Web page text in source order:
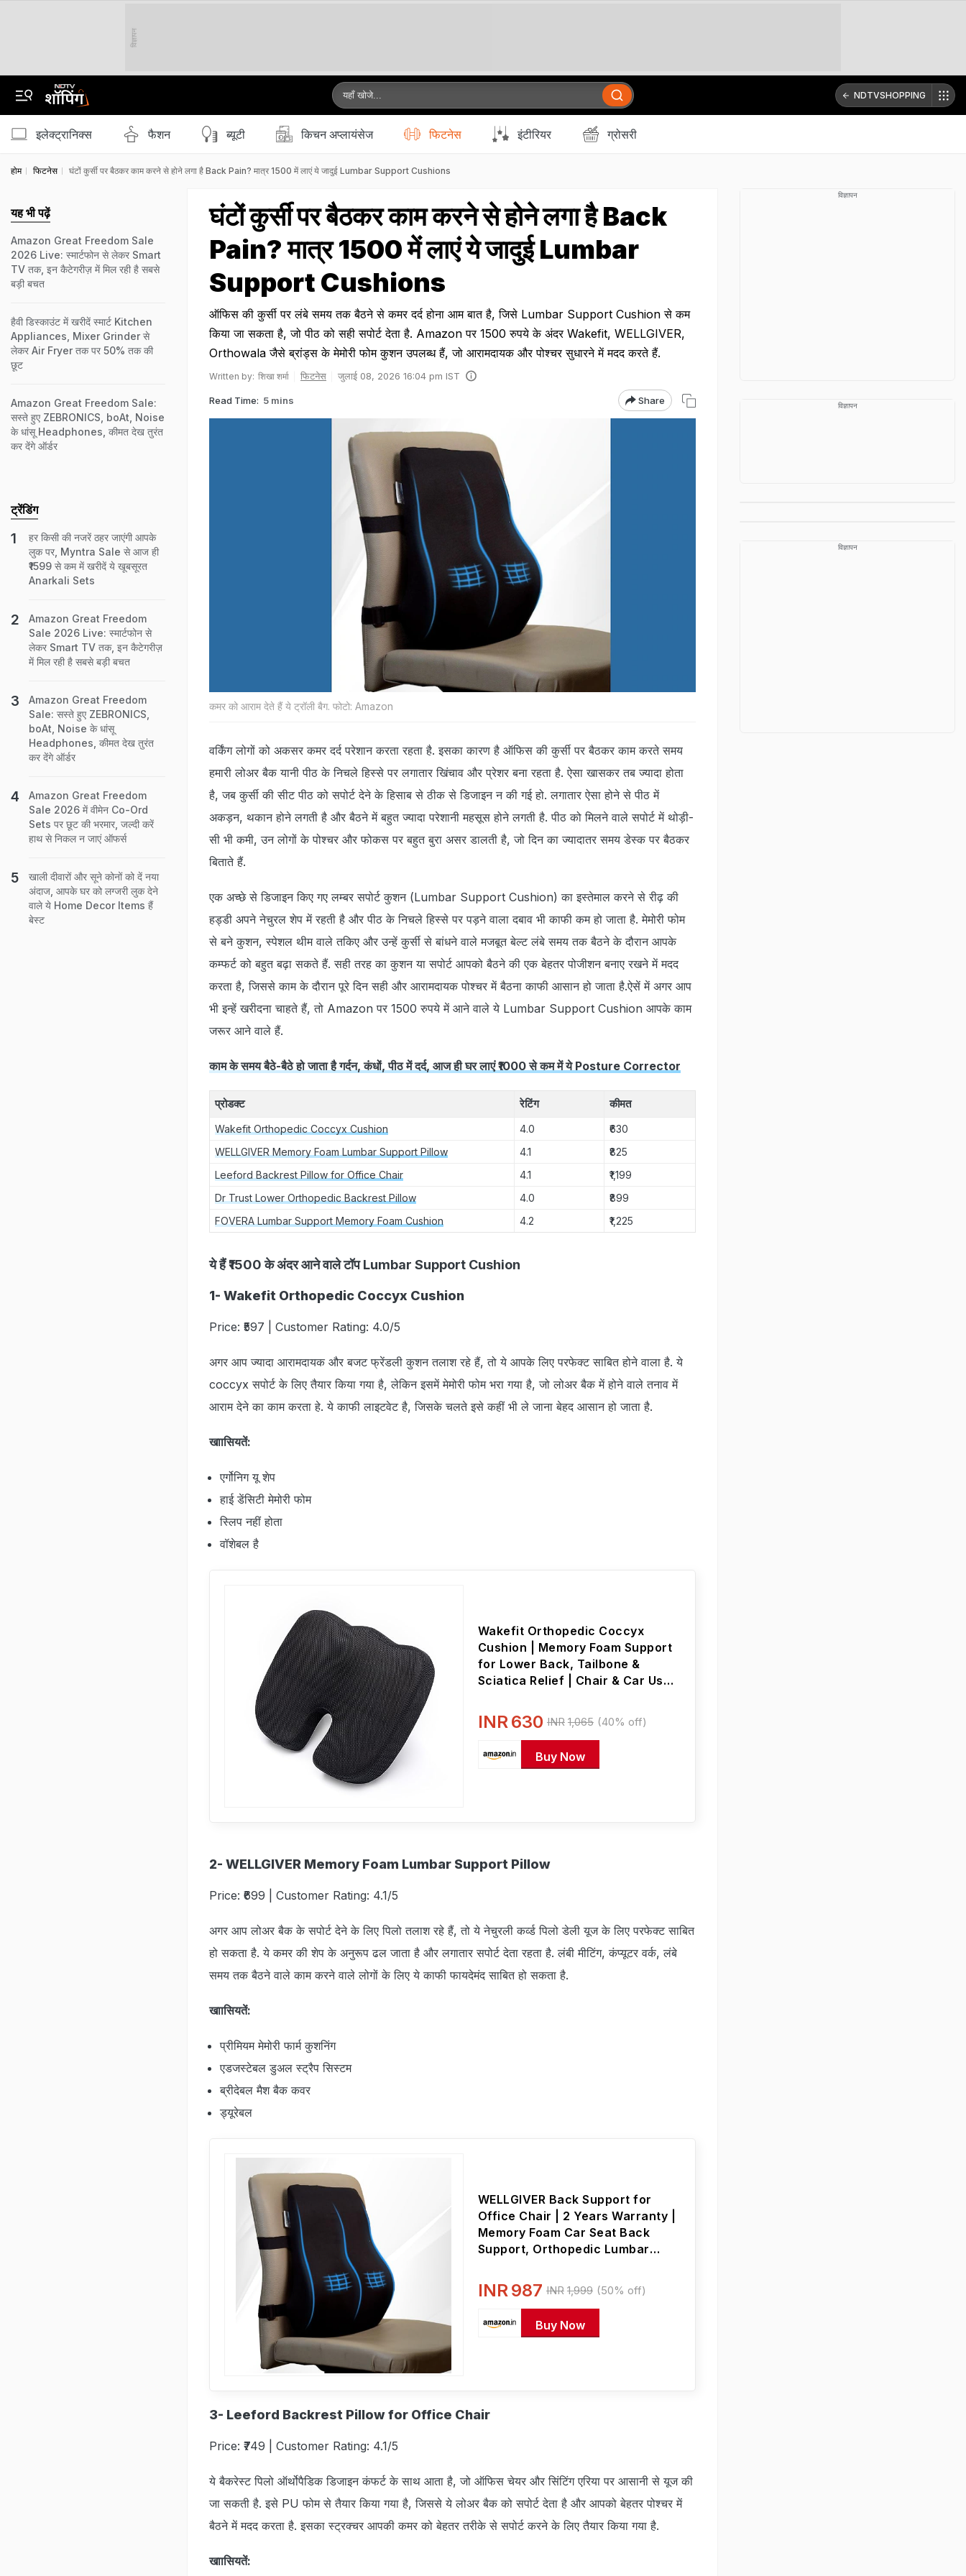
विज्ञापन
NDTVSHOPPING
इलेक्ट्रानिक्स फैशन ब्‍यूटी किचन अप्लायंसेज फिटनेस इंटीरियर ग्रोसरी
होम फिटनेस घंटों कुर्सी पर बैठकर काम करने से होने लगा है Back Pain? मात्र ₹1500 में लाएं ये जादुई Lumbar Support Cushions
घंटों कुर्सी पर बैठकर काम करने से होने लगा है Back
Pain? मात्र ₹1500 में लाएं ये जादुई Lumbar
Support Cushions
ऑफिस की कुर्सी पर लंबे समय तक बैठने से कमर दर्द होना आम बात है, जिसे Lumbar Support Cushion से कम
किया जा सकता है, जो पीठ को सही सपोर्ट देता है. Amazon पर 1500 रुपये के अंदर Wakefit, WELLGIVER,
Orthowala जैसे ब्रांड्स के मेमोरी फोम कुशन उपलब्ध हैं, जो आरामदायक और पोश्चर सुधारने में मदद करते हैं.
Written by: शिखा शर्मा फिटनेस जुलाई 08, 2026 16:04 pm IST
Read Time: 5 mins Share
कमर को आराम देते हैं ये ट्रॉली बैग. फोटो: Amazon
वर्किंग लोगों को अकसर कमर दर्द परेशान करता रहता है. इसका कारण है ऑफिस की कुर्सी पर बैठकर काम करते समय
हमारी लोअर बैक यानी पीठ के निचले हिस्से पर लगातार खिंचाव और प्रेशर बना रहता है. ऐसा खासकर तब ज्यादा होता
है, जब कुर्सी की सीट पीठ को सपोर्ट देने के हिसाब से ठीक से डिजाइन न की गई हो. लगातार ऐसा होने से पीठ में
अकड़न, थकान होने लगती है और बैठने में बहुत ज्यादा परेशानी महसूस होने लगती है. पीठ को मिलने वाले सपोर्ट में थोड़ी-
सी भी कमी, उन लोगों के पोश्चर और फोकस पर बहुत बुरा असर डालती है, जो दिन का ज्यादातर समय डेस्क पर बैठकर
बिताते हैं.
एक अच्छे से डिजाइन किए गए लम्बर सपोर्ट कुशन (Lumbar Support Cushion) का इस्तेमाल करने से रीढ़ की
हड्डी अपने नेचुरल शेप में रहती है और पीठ के निचले हिस्से पर पड़ने वाला दबाव भी काफी कम हो जाता है. मेमोरी फोम
से बने कुशन, स्‍पेशल थीम वाले तकिए और उन्हें कुर्सी से बांधने वाले मजबूत बेल्ट लंबे समय तक बैठने के दौरान आपके
कम्फर्ट को बहुत बढ़ा सकते हैं. सही तरह का कुशन या सपोर्ट आपको बैठने की एक बेहतर पोजीशन बनाए रखने में मदद
करता है, जिससे काम के दौरान पूरे दिन सही और आरामदायक पोश्चर में बैठना काफी आसान हो जाता है.ऐसें में अगर आप
भी इन्‍हें खरीदना चाहते हैं, तो Amazon पर 1500 रुपये में आने वाले ये Lumbar Support Cushion आपके काम
जरूर आने वाले हैं.
काम के समय बैठे-बैठे हो जाता है गर्दन, कंधों, पीठ में दर्द, आज ही घर लाएं ₹1000 से कम में ये Posture Corrector
प्रोडक्‍ट रेटिंग कीमत
Wakefit Orthopedic Coccyx Cushion 4.0
₹630
WELLGIVER Memory Foam Lumbar Support Pillow
4.1
₹825
Leeford Backrest Pillow for Office Chair
4.1
₹1,199
Dr Trust Lower Orthopedic Backrest Pillow
4.0
₹899
FOVERA Lumbar Support Memory Foam Cushion
4.2 ₹1,225
ये हैं ₹1500 के अंदर आने वाले टॉप Lumbar Support Cushion
1- Wakefit Orthopedic Coccyx Cushion
Price: ₹597 | Customer Rating: 4.0/5
अगर आप ज्‍यादा आरामदायक और बजट फ्रेंडली कुशन तलाश रहे हैं, तो ये आपके लिए परफेक्‍ट साबित होने वाला है. ये
coccyx सपोर्ट के लिए तैयार किया गया है, लेकिन इसमें मेमोरी फोम भरा गया है, जो लोअर बैक में होने वाले तनाव में
आराम देने का काम करता हे. ये काफी लाइटवेट है, जिसके चलते इसे कहीं भी ले जाना बेहद आसान हो जाता है.
खाासियतें:
एर्गोनिग यू शेप
हाई डेंसिटी मेमोरी फोम
स्लिप नहीं होता
वॉशेबल है
Wakefit Orthopedic Coccyx
Cushion | Memory Foam Support
for Lower Back, Tailbone &
Sciatica Relief | Chair & Car Use |
Under 60 Kg Weight - Black
INR630 INR 1,065 (40% off)
Buy Now
2- WELLGIVER Memory Foam Lumbar Support Pillow
Price: ₹699 | Customer Rating: 4.1/5
अगर आप लोअर बैक के सपोर्ट देने के लिए पिलो तलाश रहे हैं, तो ये नेचुरली कर्व्‍ड पिलो डेली यूज के लिए परफेक्‍ट साबित
हो सकता है. ये कमर की शेप के अनुरूप ढल जाता है और लगातार सपोर्ट देता रहता है. लंबी मीटिंग, कंप्‍यूटर वर्क, लंबे
समय तक बैठने वाले काम करने वाले लोगों के लिए ये काफी फायदेमंद साबित हो सकता है.
खाासियतें:
प्रीमियम मेमोरी फार्म कुशनिंग
एडजस्‍टेबल डुअल स्‍ट्रैप सिस्‍टम
ब्रीदेबल मैश बैक कवर
ड्यूरेबल
WELLGIVER Back Support for
Office Chair | 2 Years Warranty |
Memory Foam Car Seat Back
Support, Orthopedic Lumbar
Back Pillow for Sitting
INR987 INR 1,999 (50% off)
Buy Now
3- Leeford Backrest Pillow for Office Chair
Price: ₹749 | Customer Rating: 4.1/5
ये बैकरेस्‍ट पिलो ऑर्थोपैडिक डिजाइन कंफर्ट के साथ आता है, जो ऑफिस चेयर और सिंटिंग एरिया पर आसानी से यूज की
जा सकती है. इसे PU फोम से तैयार किया गया है, जिससे ये लोअर बैक को सपोर्ट देता है और आपको बेहतर पोश्‍चर में
बैठने में मदद करता है. इसका स्‍ट्रक्‍चर आपकी कमर को बेहतर तरीके से सपोर्ट करने के लिए तैयार किया गया है.
खाासियतें:
यह भी पढ़ें
Amazon Great Freedom Sale
2026 Live: स्मार्टफोन से लेकर Smart
TV तक, इन कैटेगरीज़ में मिल रही है सबसे
बड़ी बचत
हैवी डिस्काउंट में खरीदें स्मार्ट Kitchen
Appliances, Mixer Grinder से
लेकर Air Fryer तक पर 50% तक की
छूट
Amazon Great Freedom Sale:
सस्ते हुए ZEBRONICS, boAt, Noise
के धांसू Headphones, कीमत देख तुरंत
कर देंगे ऑर्डर
ट्रेंडिंग
हर किसी की नजरें ठहर जाएंगी आपके
लुक पर, Myntra Sale से आज ही
₹1599 से कम में खरीदें ये खूबसूरत
Anarkali Sets
Amazon Great Freedom
Sale 2026 Live: स्मार्टफोन से
लेकर Smart TV तक, इन कैटेगरीज़
में मिल रही है सबसे बड़ी बचत
Amazon Great Freedom
Sale: सस्ते हुए ZEBRONICS,
boAt, Noise के धांसू
Headphones, कीमत देख तुरंत
कर देंगे ऑर्डर
Amazon Great Freedom
Sale 2026 में वीमेन Co-Ord
Sets पर छूट की भरमार, जल्दी करें
हाथ से निकल न जाएं ऑफर्स
खाली दीवारों और सूने कोनों को दें नया
अंदाज, आपके घर को लग्जरी लुक देने
वाले ये Home Decor Items हैं
बेस्ट
विज्ञापन
विज्ञापन
विज्ञापन